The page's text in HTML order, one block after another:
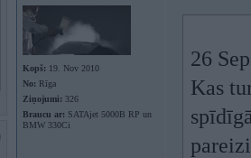
Kopš: 19. Nov 2010
No: Rīga
Ziņojumi: 326
Braucu ar: SATAjet 5000B RP un
BMW 330Ci
26
Kas